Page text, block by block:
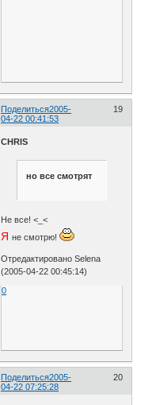
Поделиться 19
2005-
04-22 00:41:53
CHRIS
но все смотрят
Не все! <_<
Яне смотрю!
Отредактировано Selena
(2005-04-22 00:45:14)
0
Поделиться 20
2005-
04-22 07:25:28